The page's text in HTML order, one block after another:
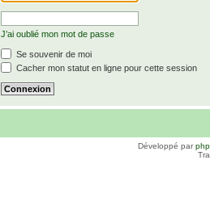
J’ai oublié mon mot de passe
Se souvenir de moi
Cacher mon statut en ligne pour cette session
Développé par